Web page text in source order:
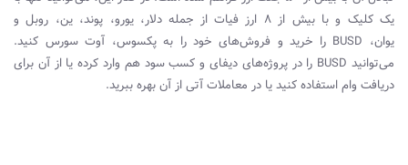
یک کلیک و با بیش از 8 ارز فیات از جمله دلار، یورو، پوند، ین، روبل و
یوان، BUSD را خرید و فروش‌های خود را به پکسوس، آوت سورس کنید.
می‌توانید BUSD را در پروژه‌های دیفای و کسب سود هم وارد کرده یا از آن برای
دریافت وام استفاده کنید یا در معاملات آتی از آن بهره ببرید.